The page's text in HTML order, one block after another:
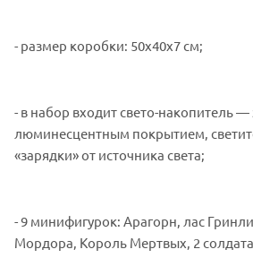
- размер коробки: 50x40x7 см;
- в набор входит свето-накопитель —
люминесцентным покрытием,
«зарядки» от источника света;
- 9 минифигурок: Арагорн, лас
Мордора, Король Мертвых, 2